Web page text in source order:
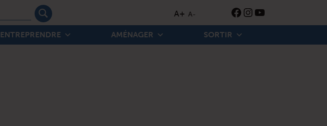
ENTREPRENDRE AMÉNAGER SORTIR
A+ A- Ouverture de Facebook
Instagram
YouTube